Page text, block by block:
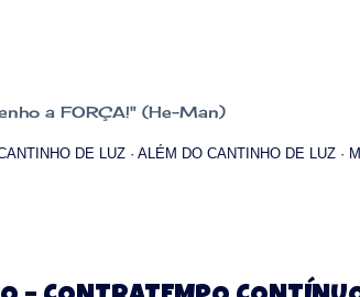
a FORÇA!" (He-Man)
DE LUZ ALÉM DO CANTINHO DE LUZ